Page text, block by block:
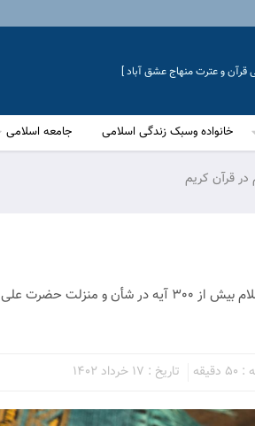
قرآن و عترت منهاج عشق آباد ]
خانواده وسبک زندگی اسلامی جامعه اسلامی
در قرآن کریم
برابر روایات رسیده از پیامبر صلی الله و علیه و آله و ائمه معصومین علیهم
تاریخ : 17 خرداد 1402